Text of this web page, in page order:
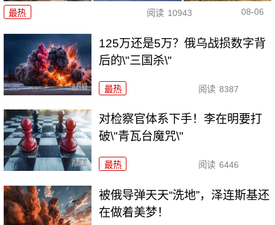
最热 阅读 10943 08-06
125万还是5万？俄乌战损数字背
后的\"三国杀\"
最热 阅读 8387
对检察官体系下手！李在明要打
破\"青瓦台魔咒\"
最热 阅读 6446
被俄导弹天天“洗地”，泽连斯基还
在做着美梦！